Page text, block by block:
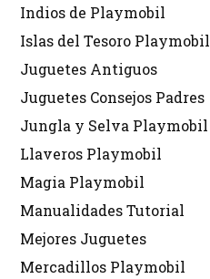
Indios de Playmobil
Islas del Tesoro Playmobil
Juguetes Antiguos
Juguetes Consejos Padres
Jungla y Selva Playmobil
Llaveros Playmobil
Magia Playmobil
Manualidades Tutorial
Mejores Juguetes
Mercadillos Playmobil